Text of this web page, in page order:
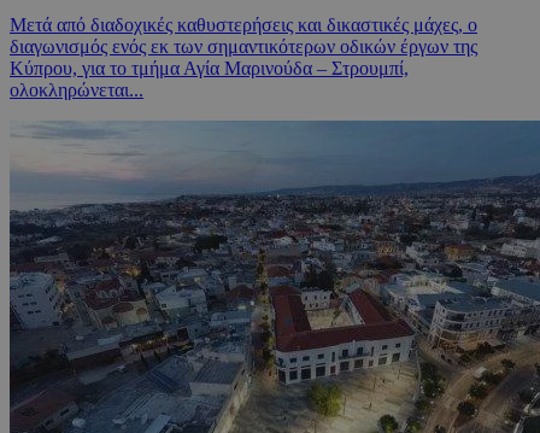
Μετά από διαδοχικές καθυστερήσεις και δικαστικές μάχες, ο
διαγωνισμός ενός εκ των σημαντικότερων οδικών έργων της
Κύπρου, για το τμήμα Αγία Μαρινούδα – Στρουμπί,
ολοκληρώνεται...